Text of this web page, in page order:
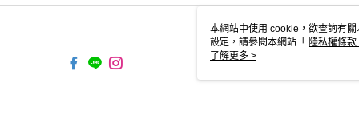
本網站中使用 cookie，欲查詢有
設定，請參閱本網站「 隱私權條款
使用 cookie。
了解更多 >